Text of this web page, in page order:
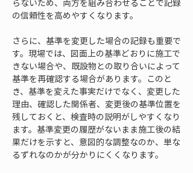
らないため、両方を組み合わせることで記録
の信頼性を高めやすくなります。
さらに、基準を変更した場合の記録も重要で
す。現場では、図面上の基準どおりに施工で
きない場合や、既設物との取り合いによって
基準を再確認する場合があります。このと
き、基準を変えた事実だけでなく、変更した
理由、確認した関係者、変更後の基準位置を
残しておくと、検査時の説明がしやすくなり
ます。基準変更の履歴がないまま施工後の結
果だけを示すと、意図的な調整なのか、単な
るずれなのかが分かりにくくなります。